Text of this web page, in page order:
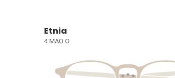
Etnia
4 MAO O